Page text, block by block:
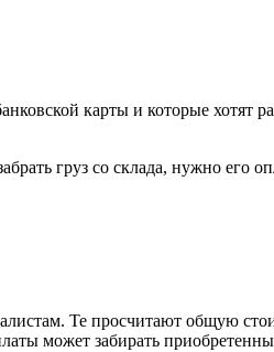
карты и которые хотят
груз со склада, нужно его
Те просчитают общую
может забирать